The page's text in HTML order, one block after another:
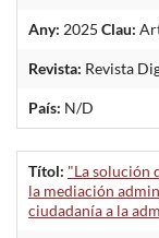
Any: 2025 Clau:
Revista: Revista
País: N/D
Títol: "La solución
la mediación
ciudadanía a la